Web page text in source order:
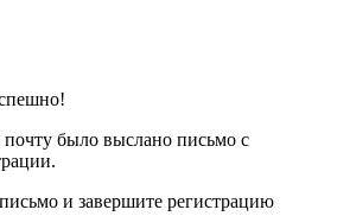
было выслано письмо с
и завершите регистрацию